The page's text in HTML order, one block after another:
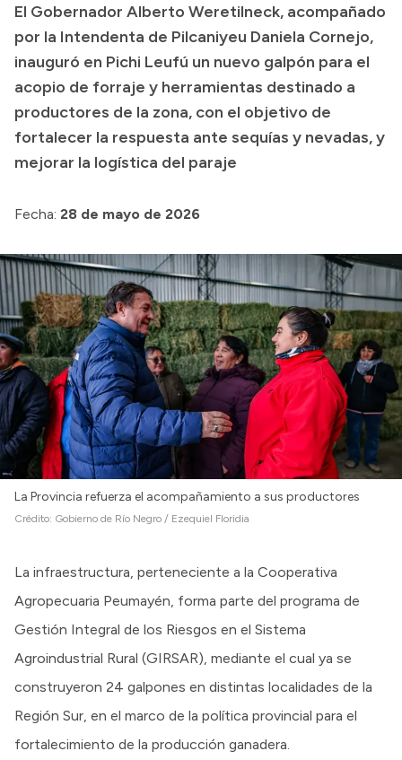
Geografía
Invertí en Río Negro
Transparencia
Presupuesto
Consulta de expedientes
Consulta de pago a proveedores
Convocatorias
Intranet
Login
El Gobernador Alberto Weretilneck, acompañado
por la Intendenta de Pilcaniyeu Daniela Cornejo,
inauguró en Pichi Leufú un nuevo galpón para el
acopio de forraje y herramientas destinado a
productores de la zona, con el objetivo de
fortalecer la respuesta ante sequías y nevadas, y
mejorar la logística del paraje
Fecha: 28 de mayo de 2026
La Provincia refuerza el acompañamiento a sus productores
Crédito: Gobierno de Río Negro / Ezequiel Floridia
La infraestructura, perteneciente a la Cooperativa
Agropecuaria Peumayén, forma parte del programa de
Gestión Integral de los Riesgos en el Sistema
Agroindustrial Rural (GIRSAR), mediante el cual ya se
construyeron 24 galpones en distintas localidades de la
Región Sur, en el marco de la política provincial para el
fortalecimiento de la producción ganadera.